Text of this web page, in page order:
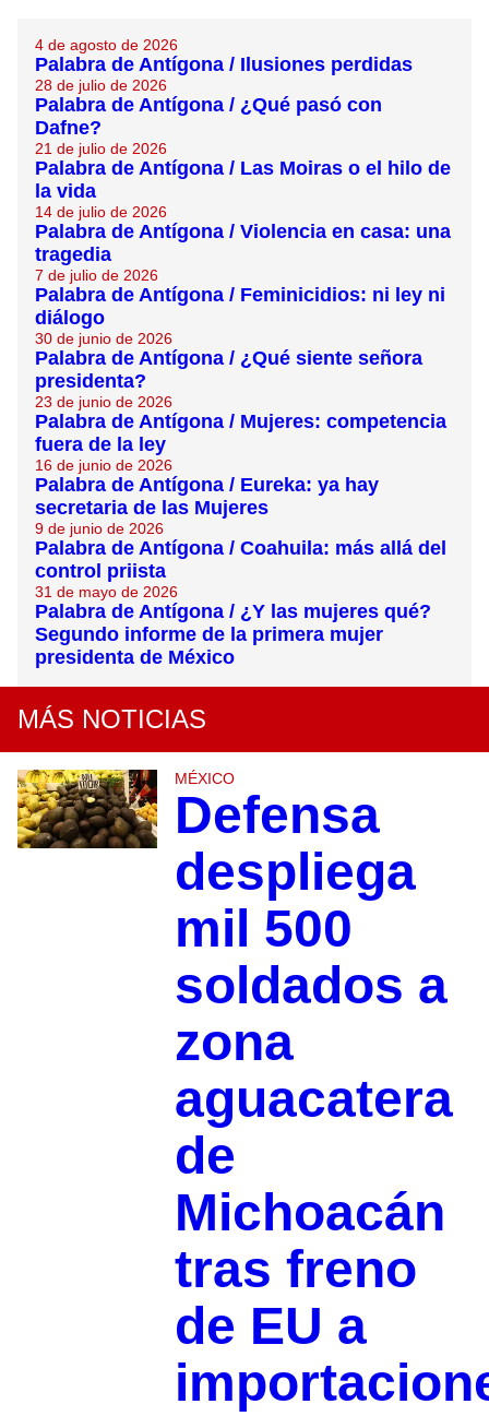
4 de agosto de 2026
Palabra de Antígona / Ilusiones perdidas
28 de julio de 2026
Palabra de Antígona / ¿Qué pasó con
Dafne?
21 de julio de 2026
Palabra de Antígona / Las Moiras o el hilo de
la vida
14 de julio de 2026
Palabra de Antígona / Violencia en casa: una
tragedia
7 de julio de 2026
Palabra de Antígona / Feminicidios: ni ley ni
diálogo
30 de junio de 2026
Palabra de Antígona / ¿Qué siente señora
presidenta?
23 de junio de 2026
Palabra de Antígona / Mujeres: competencia
fuera de la ley
16 de junio de 2026
Palabra de Antígona / Eureka: ya hay
secretaria de las Mujeres
9 de junio de 2026
Palabra de Antígona / Coahuila: más allá del
control priista
31 de mayo de 2026
Palabra de Antígona / ¿Y las mujeres qué?
Segundo informe de la primera mujer
presidenta de México
MÁS NOTICIAS
MÉXICO
Defensa
despliega
mil 500
soldados a
zona
aguacatera
de
Michoacán
tras freno
de EU a